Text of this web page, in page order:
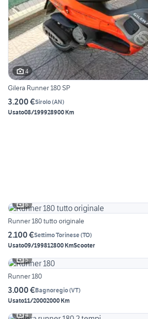
4
Gilera Runner 180 SP
3.200 €Sirolo(AN)
Usato08/199928900 Km
6
Runner 180 tutto originale
2.100 €Settimo Torinese(TO)
Usato09/199812800 KmScooter
5
Runner 180
3.000 €Bagnoregio(VT)
Usato11/20002000 Km
4